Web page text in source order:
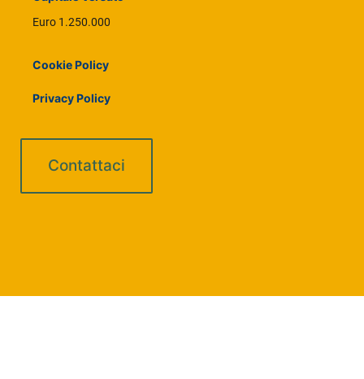
Euro 1.250.000
Cookie Policy
Privacy Policy
Contattaci